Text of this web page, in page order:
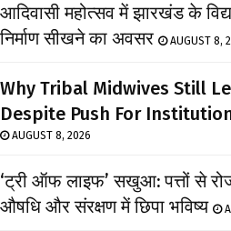
आदिवासी महोत्सव में झारखंड के
निर्माण सीखने का अवसर
AUGUST 8,
Why Tribal Midwives Still
Despite Push For
AUGUST 8, 2026
‘ट्री ऑफ लाइफ’ सखुआ: पत्तों से
औषधि और संरक्षण में छिपा भविष्य